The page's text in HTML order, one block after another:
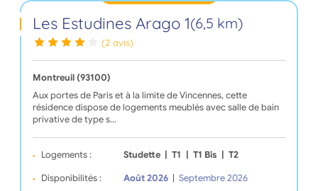
Les Estudines Arago 1(6,5 km)
(2 avis)
Montreuil (93100)
Aux portes de Paris et à la limite de Vincennes, cette
résidence dispose de logements meublés avec salle de bain
privative de type s…
Logements : Studette T1 T1 Bis T2
Disponibilités : Août 2026 Septembre 2026